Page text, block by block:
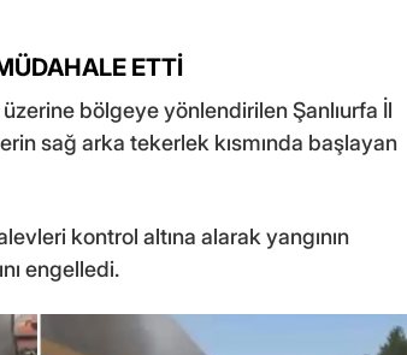
ETTİ
bölgeye yönlendirilen Şanlıurfa İl
sağ arka tekerlek kısmında başlayan
kontrol altına alarak yangının
engelledi.